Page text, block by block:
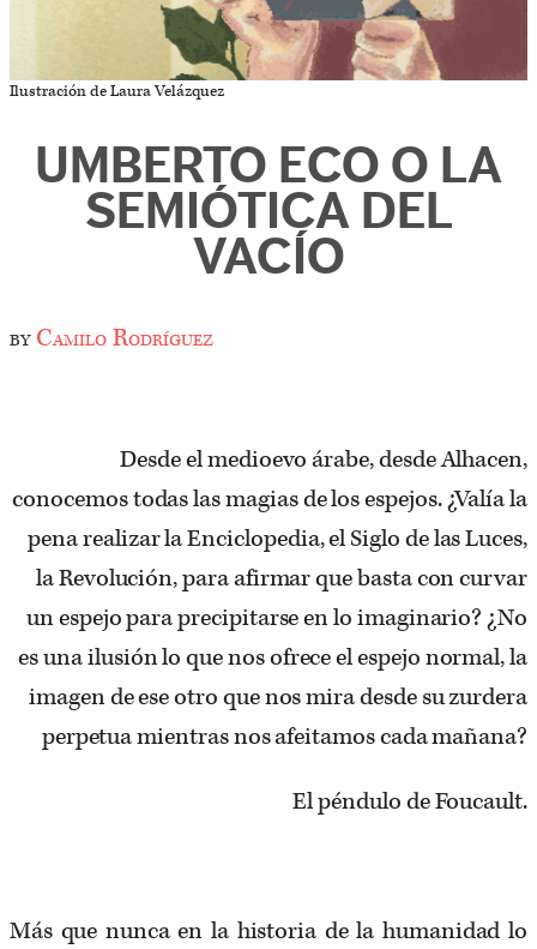
Ilustración de Laura Velázquez
UMBERTO ECO O LA
SEMIÓTICA DEL
VACÍO
byCamilo Rodríguez
Desde el medioevo árabe, desde Alhacen,
conocemos todas las magias de los espejos. ¿Valía la
pena realizar la Enciclopedia, el Siglo de las Luces,
la Revolución, para afirmar que basta con curvar
un espejo para precipitarse en lo imaginario? ¿No
es una ilusión lo que nos ofrece el espejo normal, la
imagen de ese otro que nos mira desde su zurdera
perpetua mientras nos afeitamos cada mañana?
El péndulo de Foucault.
Más que nunca en la historia de la humanidad lo